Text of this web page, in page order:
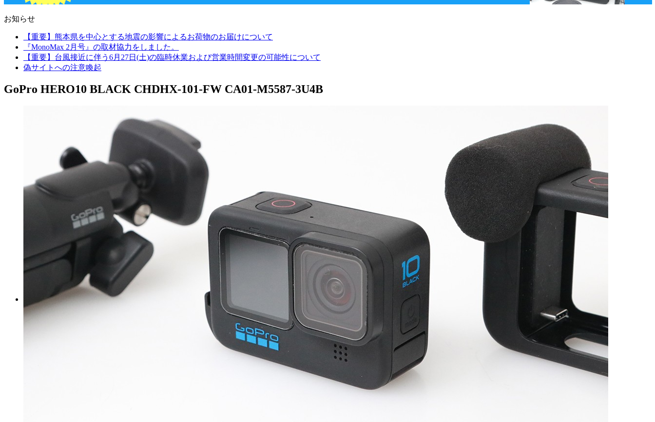
お知らせ
【重要】熊本県を中心とする地震の影響によるお荷物のお届けについて
『MonoMax 2月号』の取材協力をしました。
【重要】台風接近に伴う6月27日(土)の臨時休業および営業時間変更の可能性について
偽サイトへの注意喚起
GoPro HERO10 BLACK CHDHX-101-FW CA01-M5587-3U4B